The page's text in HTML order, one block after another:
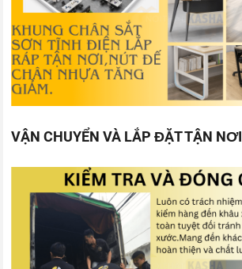
VẬN CHUYỂN VÀ LẮP ĐẶT TẬN NƠI